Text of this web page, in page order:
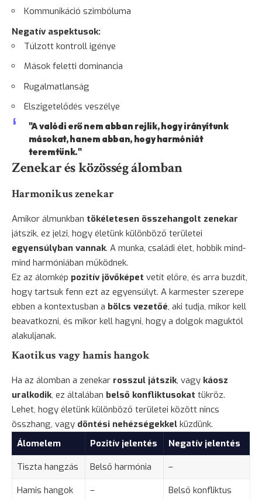
Kommunikáció szimbóluma
Negatív aspektusok:
Túlzott kontroll igénye
Mások feletti dominancia
Rugalmatlanság
Elszigetelődés veszélye
"A valódi erő nem abban rejlik, hogy irányítunk
másokat, hanem abban, hogy harmóniát
teremtünk."
Zenekar és közösség álomban
Harmonikus zenekar
Amikor álmunkban tökéletesen összehangolt zenekar
játszik, ez jelzi, hogy életünk különböző területei
egyensúlyban vannak. A munka, családi élet, hobbik mind-
mind harmóniában működnek.
Ez az álomkép pozitív jövőképet vetít előre, és arra buzdít,
hogy tartsuk fenn ezt az egyensúlyt. A karmester szerepe
ebben a kontextusban a bölcs vezetőé, aki tudja, mikor kell
beavatkozni, és mikor kell hagyni, hogy a dolgok maguktól
alakuljanak.
Kaotikus vagy hamis hangok
Ha az álomban a zenekar rosszul játszik, vagy káosz
uralkodik, ez általában belső konfliktusokat tükröz.
Lehet, hogy életünk különböző területei között nincs
összhang, vagy döntési nehézségekkel küzdünk.
Álomelem
Pozitív jelentés
Negatív jelentés
Tiszta hangzás
Belső harmónia
–
Hamis hangok
–
Belső konfliktus